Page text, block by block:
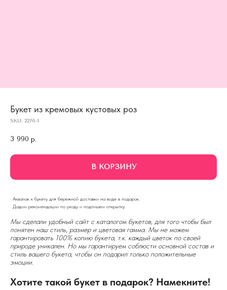
Букет из кремовых кустовых роз
SKU: 2276-1
3 990 р.
В КОРЗИНУ
· Аквапак к букету для бережной доставки на воде в подарок.
· Дадим рекомендации по уходу и подпишем открытку.
Мы сделали удобный сайт с каталогом букетов, для того чтобы был
понятен наш стиль, размер и цветовая гамма. Мы не можем
гарантировать 100% копию букета, т.к. каждый цветок по своей
природе уникален. Но мы гарантируем соблюсти основной состав и
стиль вашего букета, чтобы он подарил только положительные
эмоции.
Хотите такой букет в подарок? Намекните!